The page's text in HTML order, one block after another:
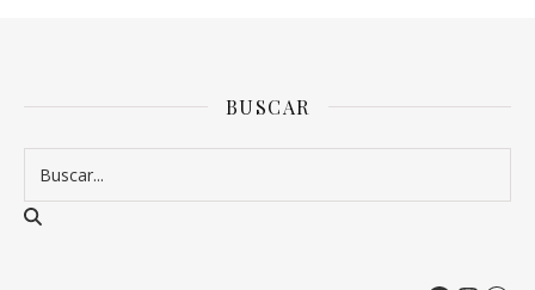
BUSCAR